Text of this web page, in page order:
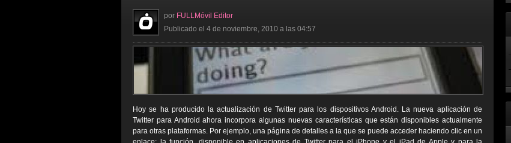
por FULLMóvil Editor
Publicado el 4 de noviembre, 2010 a las 04:57
Hoy se ha producido la actualización de Twitter para los dispositivos Android. La nueva aplicación de
Twitter para Android ahora incorpora algunas nuevas características que están disponibles actualmente
para otras plataformas. Por ejemplo, una página de detalles a la que se puede acceder haciendo clic en un